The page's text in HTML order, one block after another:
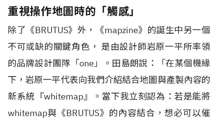
重視操作地圖時的「觸感」
除了《BRUTUS》外，《mapzine》的誕生中另一個
不可或缺的關鍵角色， 是由設計師岩原一平所率領
的品牌設計團隊「one」。田島朗說：「在某個機緣
下，岩原一平代表向我們介紹結合地圖與產製內容的
新系統『whitemap』。當下我立刻認為：若是能將
whitemap與《BRUTUS》的內容結合，想必可以催